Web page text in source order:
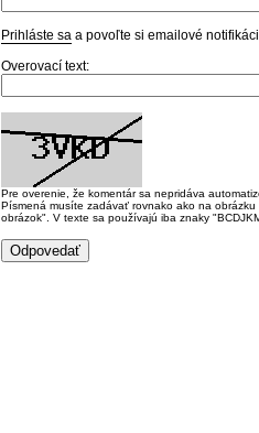
Prihláste sa a povoľte si emailové
Overovací text:
Pre overenie, že komentár sa nepridáva
Písmená musíte zadávať rovnako ako na
obrázok". V texte sa používajú iba znaky